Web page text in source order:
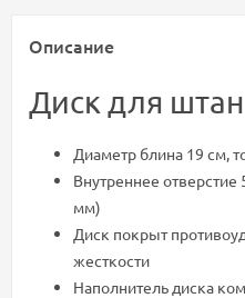
Описание
Диск для
Диаметр блина 19 см,
Внутреннее
мм)
Диск покрыт
жесткости
Наполнитель диска